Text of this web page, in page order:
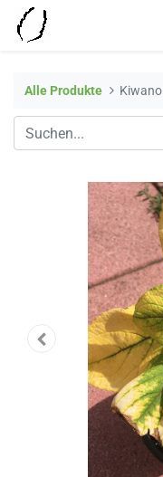
Alle Produkte Kiwano